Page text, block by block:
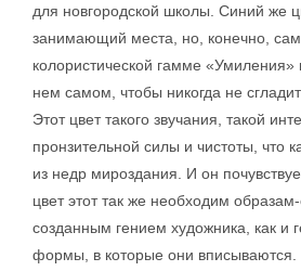
для новгородской школы. Синий же
занимающий места, но, конечно,
колористической гамме «Умиления»
нем самом, чтобы никогда не
Этот цвет такого звучания, такой
пронзительной силы и чистоты, что
из недр мироздания. И он
цвет этот так же необходим
созданным гением художника, как и
формы, в которые они